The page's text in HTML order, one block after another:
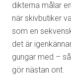
dikterna målar
när skivbutiker
som en
det är
gungar med –
gör nästan ont.